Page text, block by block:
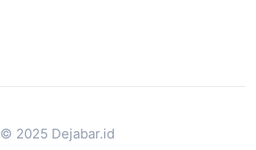
© 2025 Dejabar.id